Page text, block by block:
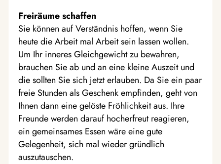
Freiräume schaffen
Sie können auf Verständnis hoffen, wenn Sie
heute die Arbeit mal Arbeit sein lassen wollen.
Um Ihr inneres Gleichgewicht zu bewahren,
brauchen Sie ab und an eine kleine Auszeit und
die sollten Sie sich jetzt erlauben. Da Sie ein paar
freie Stunden als Geschenk empfinden, geht von
Ihnen dann eine gelöste Fröhlichkeit aus. Ihre
Freunde werden darauf hocherfreut reagieren,
ein gemeinsames Essen wäre eine gute
Gelegenheit, sich mal wieder gründlich
auszutauschen.